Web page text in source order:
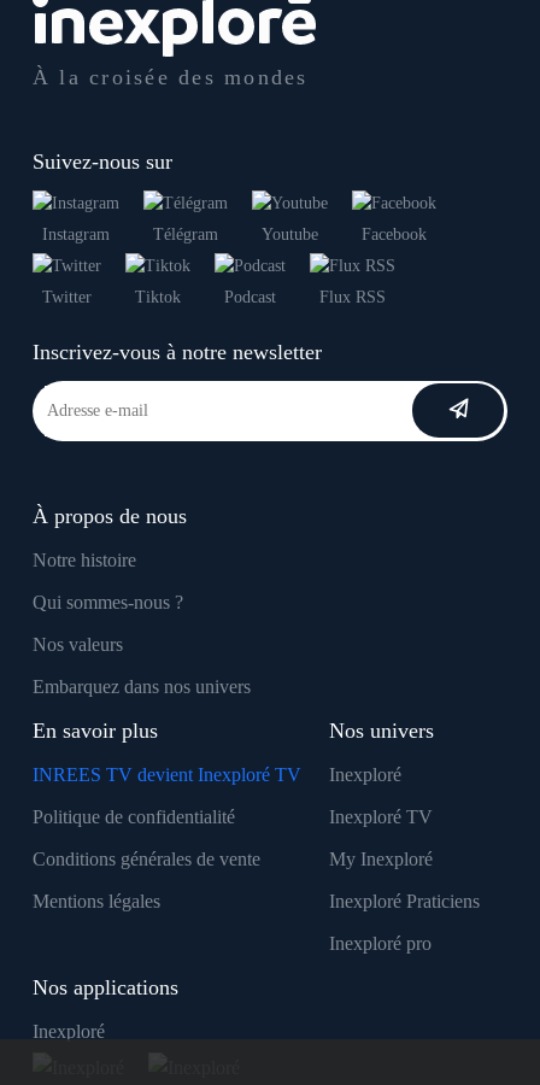
À la croisée des mondes
Suivez-nous sur
Instagram Télégram Youtube Facebook
Twitter Tiktok Podcast Flux RSS
Inscrivez-vous à notre newsletter
À propos de nous
Notre histoire
Qui sommes-nous ?
Nos valeurs
Embarquez dans nos univers
En savoir plus
INREES TV devient Inexploré TV
Politique de confidentialité
Conditions générales de vente
Mentions légales
Nos univers
Inexploré
Inexploré TV
My Inexploré
Inexploré Praticiens
Inexploré pro
Nos applications
Inexploré